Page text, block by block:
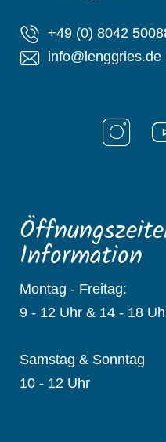
+49 (0) 8042
info@lenggries.de
Information
Montag - Freitag:
9 - 12 Uhr & 14 - 18
Samstag & Sonntag
10 - 12 Uhr